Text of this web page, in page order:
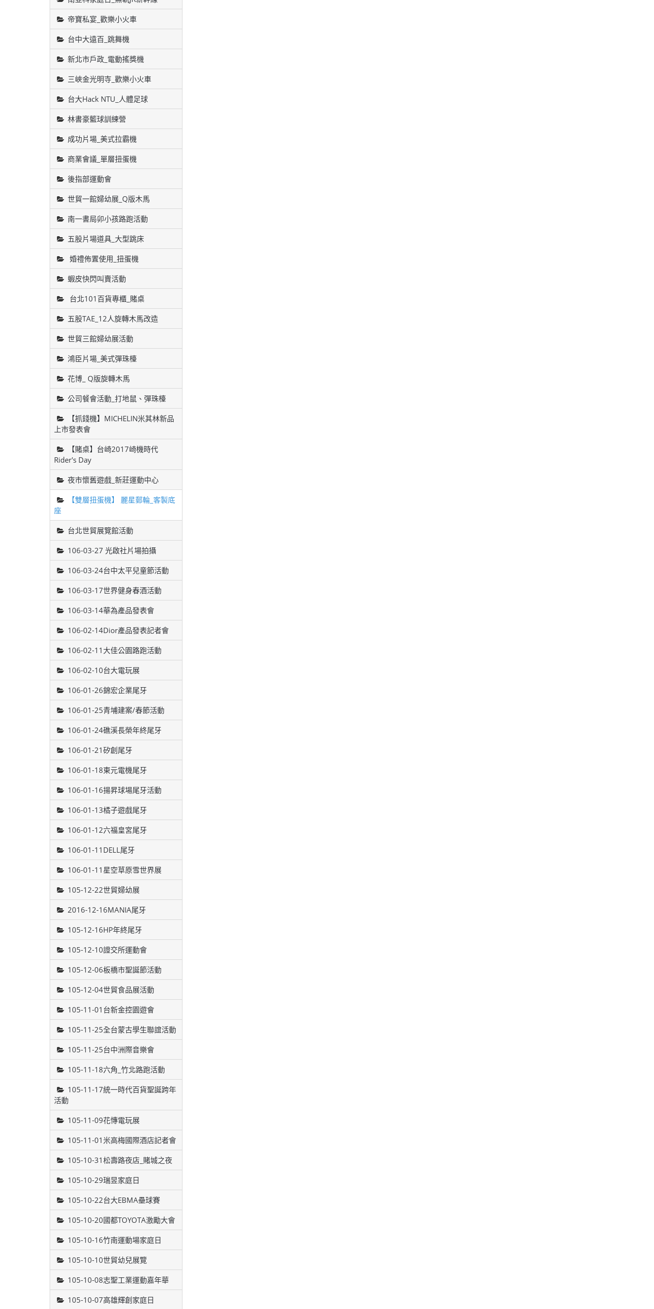
帝寶私宴_歡樂小火車
台中大遠百_跳舞機
新北市戶政_電動搖獎機
三峽金光明寺_歡樂小火車
台大Hack NTU_人體足球
林書豪籃球訓練營
成功片場_美式拉霸機
商業會議_單層扭蛋機
後指部運動會
世貿一館婦幼展_Q版木馬
南一書局卯小孩路跑活動
五股片場道具_大型跳床
婚禮佈置使用_扭蛋機
蝦皮快閃叫賣活動
台北101百貨專櫃_賭桌
五股TAE_12人旋轉木馬改造
世貿三館婦幼展活動
鴻臣片場_美式彈珠檯
花博_ Q版旋轉木馬
公司餐會活動_打地鼠、彈珠檯
【抓錢機】MICHELIN米其林新品
上市發表會
【賭桌】台崎2017崎機時代
Rider's Day
夜市懷舊遊戲_新莊運動中心
【雙層扭蛋機】 麗星郵輪_客製底
座
台北世貿展覽館活動
106-03-27 光啟社片場拍攝
106-03-24台中太平兒童節活動
106-03-17世界健身春酒活動
106-03-14華為產品發表會
106-02-14Dior產品發表記者會
106-02-11大佳公園路跑活動
106-02-10台大電玩展
106-01-26錦宏企業尾牙
106-01-25青埔建案/春節活動
106-01-24礁溪長榮年終尾牙
106-01-21矽創尾牙
106-01-18東元電機尾牙
106-01-16揚昇球場尾牙活動
106-01-13橘子遊戲尾牙
106-01-12六福皇宮尾牙
106-01-11DELL尾牙
106-01-11星空草原雪世界展
105-12-22世貿婦幼展
2016-12-16MANIA尾牙
105-12-16HP年終尾牙
105-12-10證交所運動會
105-12-06板橋市聖誕節活動
105-12-04世貿食品展活動
105-11-01台新金控園遊會
105-11-25全台蒙古學生聯誼活動
105-11-25台中洲際音樂會
105-11-18六角_竹北路跑活動
105-11-17統一時代百貨聖誕跨年
活動
105-11-09花慱電玩展
105-11-01米高梅國際酒店記者會
105-10-31松壽路夜店_賭城之夜
105-10-29瑞昱家庭日
105-10-22台大EBMA壘球賽
105-10-20國都TOYOTA激勵大會
105-10-16竹南運動場家庭日
105-10-10世貿幼兒展覽
105-10-08志聖工業運動嘉年華
105-10-07高雄輝創家庭日